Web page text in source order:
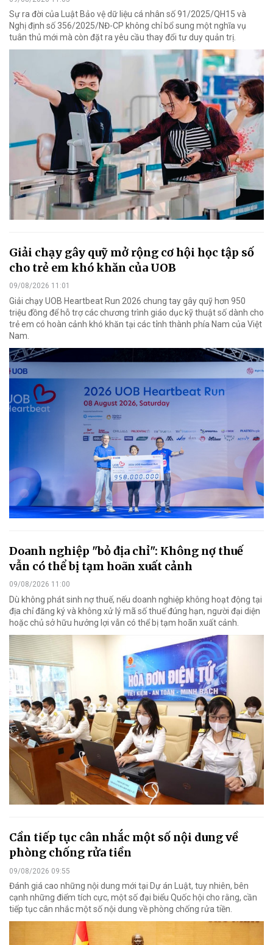
Sự ra đời của Luật Bảo vệ dữ liệu cá nhân số 91/2025/QH15 và
Nghị định số 356/2025/NĐ-CP không chỉ bổ sung một nghĩa vụ
tuân thủ mới mà còn đặt ra yêu cầu thay đổi tư duy quản trị.
Giải chạy gây quỹ mở rộng cơ hội học tập số
cho trẻ em khó khăn của UOB
09/08/2026 11:01
Giải chạy UOB Heartbeat Run 2026 chung tay gây quỹ hơn 950
triệu đồng để hỗ trợ các chương trình giáo dục kỹ thuật số dành cho
trẻ em có hoàn cảnh khó khăn tại các tỉnh thành phía Nam của Việt
Nam.
Doanh nghiệp "bỏ địa chỉ": Không nợ thuế
vẫn có thể bị tạm hoãn xuất cảnh
09/08/2026 11:00
Dù không phát sinh nợ thuế, nếu doanh nghiệp không hoạt động tại
địa chỉ đăng ký và không xử lý mã số thuế đúng hạn, người đại diện
hoặc chủ sở hữu hưởng lợi vẫn có thể bị tạm hoãn xuất cảnh.
Cần tiếp tục cân nhắc một số nội dung về
phòng chống rửa tiền
09/08/2026 09:55
Đánh giá cao những nội dung mới tại Dự án Luật, tuy nhiên, bên
cạnh những điểm tích cực, một số đại biểu Quốc hội cho rằng, cần
tiếp tục cân nhắc một số nội dung về phòng chống rửa tiền.